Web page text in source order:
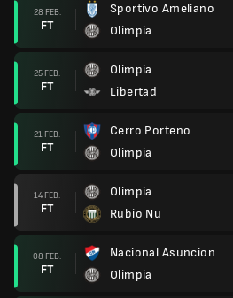
28 FEB.
FT
Sportivo Ameliano
Olimpia
25 FEB.
FT
Olimpia
Libertad
21 FEB.
FT
Cerro Porteno
Olimpia
14 FEB.
FT
Olimpia
Rubio Nu
08 FEB.
FT
Nacional Asuncion
Olimpia